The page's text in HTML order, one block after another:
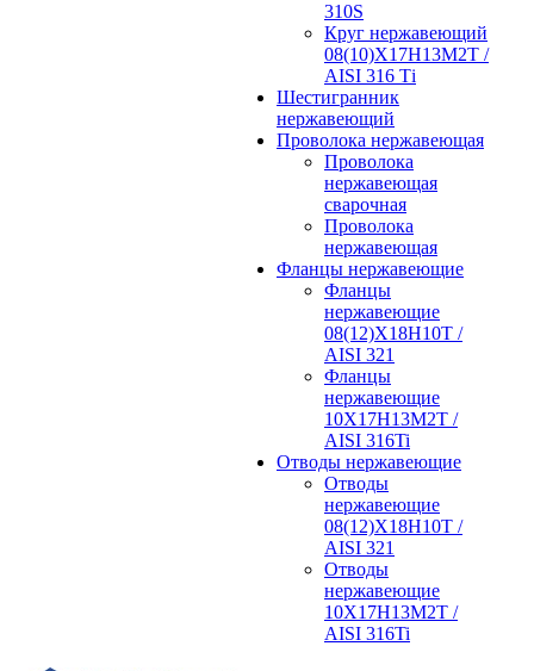
310S
Круг нержавеющий
08(10)Х17Н13М2Т /
AISI 316 Тi
Шестигранник
нержавеющий
Проволока нержавеющая
Проволока
нержавеющая
сварочная
Проволока
нержавеющая
Фланцы нержавеющие
Фланцы
нержавеющие
08(12)Х18Н10Т /
AISI 321
Фланцы
нержавеющие
10Х17Н13М2Т /
AISI 316Ti
Отводы нержавеющие
Отводы
нержавеющие
08(12)Х18Н10Т /
AISI 321
Отводы
нержавеющие
10Х17Н13М2Т /
AISI 316Ti